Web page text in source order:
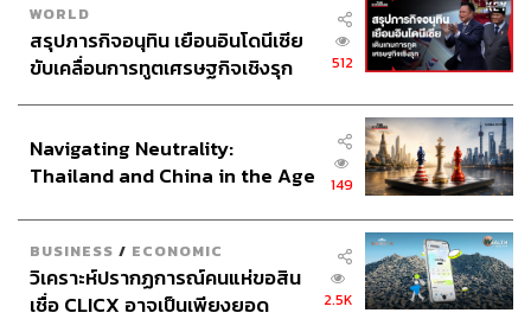
WORLD
สรุปภารกิจอนุทิน เยือนอินโดนีเซีย
ขับเคลื่อนการทูตเศรษฐกิจเชิงรุก
512
Navigating Neutrality:
Thailand and China in the Age
149
BUSINESS / ECONOMIC
วิเคราะห์ปรากฏการณ์คนแห่ขอสิน
เชื่อ CLICX อาจเป็นเพียงยอด
2.5K